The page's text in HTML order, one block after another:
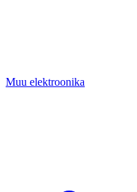
Muu elektroonika